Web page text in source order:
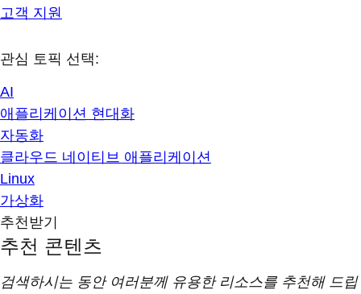
고객 지원
관심 토픽 선택:
AI
애플리케이션 현대화
자동화
클라우드 네이티브 애플리케이션
Linux
가상화
추천받기
추천 콘텐츠
검색하시는 동안 여러분께 유용한 리소스를 추천해 드립